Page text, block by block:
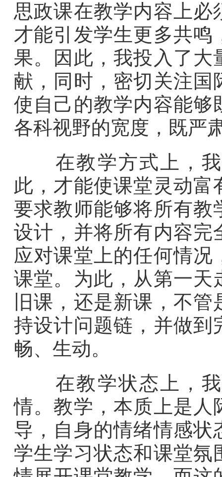
思政课在教学内容上必
才能引发学生更多共
果。因此，我投入了大
献，同时，密切关注国
使自己的教学内容能够
各科视野的宽度，既严
在教学方式上，我
此，才能使课堂灵动
要求教师能够将所有教
设计，并将所有内容完
应对课堂上的任何情
课堂。为此，从第一天
旧课，还是新课，不
持设计问题链，并做到
畅、生动。
在教学状态上，我
情。教学，本质上是人
导，自身的情绪情感状
学生学习状态和课堂氛